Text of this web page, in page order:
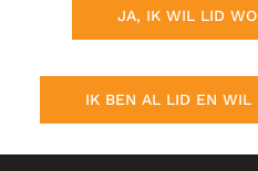
JA, IK WIL LID
IK BEN AL LID EN WIL